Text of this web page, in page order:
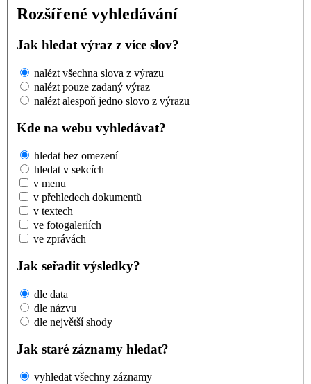
Rozšířené vyhledávání
Jak hledat výraz z více slov?
nalézt všechna slova z výrazu
nalézt pouze zadaný výraz
nalézt alespoň jedno slovo z výrazu
Kde na webu vyhledávat?
hledat bez omezení
hledat v sekcích
v menu
v přehledech dokumentů
v textech
ve fotogaleriích
ve zprávách
Jak seřadit výsledky?
dle data
dle názvu
dle největší shody
Jak staré záznamy hledat?
vyhledat všechny záznamy